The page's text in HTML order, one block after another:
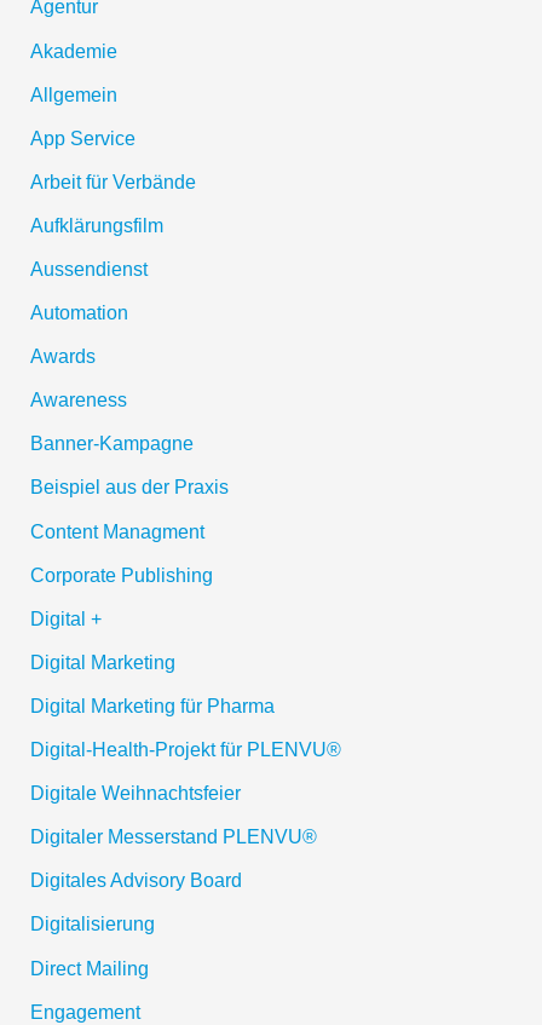
Agentur
Akademie
Allgemein
App Service
Arbeit für Verbände
Aufklärungsfilm
Aussendienst
Automation
Awards
Awareness
Banner-Kampagne
Beispiel aus der Praxis
Content Managment
Corporate Publishing
Digital +
Digital Marketing
Digital Marketing für Pharma
Digital-Health-Projekt für PLENVU®
Digitale Weihnachtsfeier
Digitaler Messerstand PLENVU®
Digitales Advisory Board
Digitalisierung
Direct Mailing
Engagement